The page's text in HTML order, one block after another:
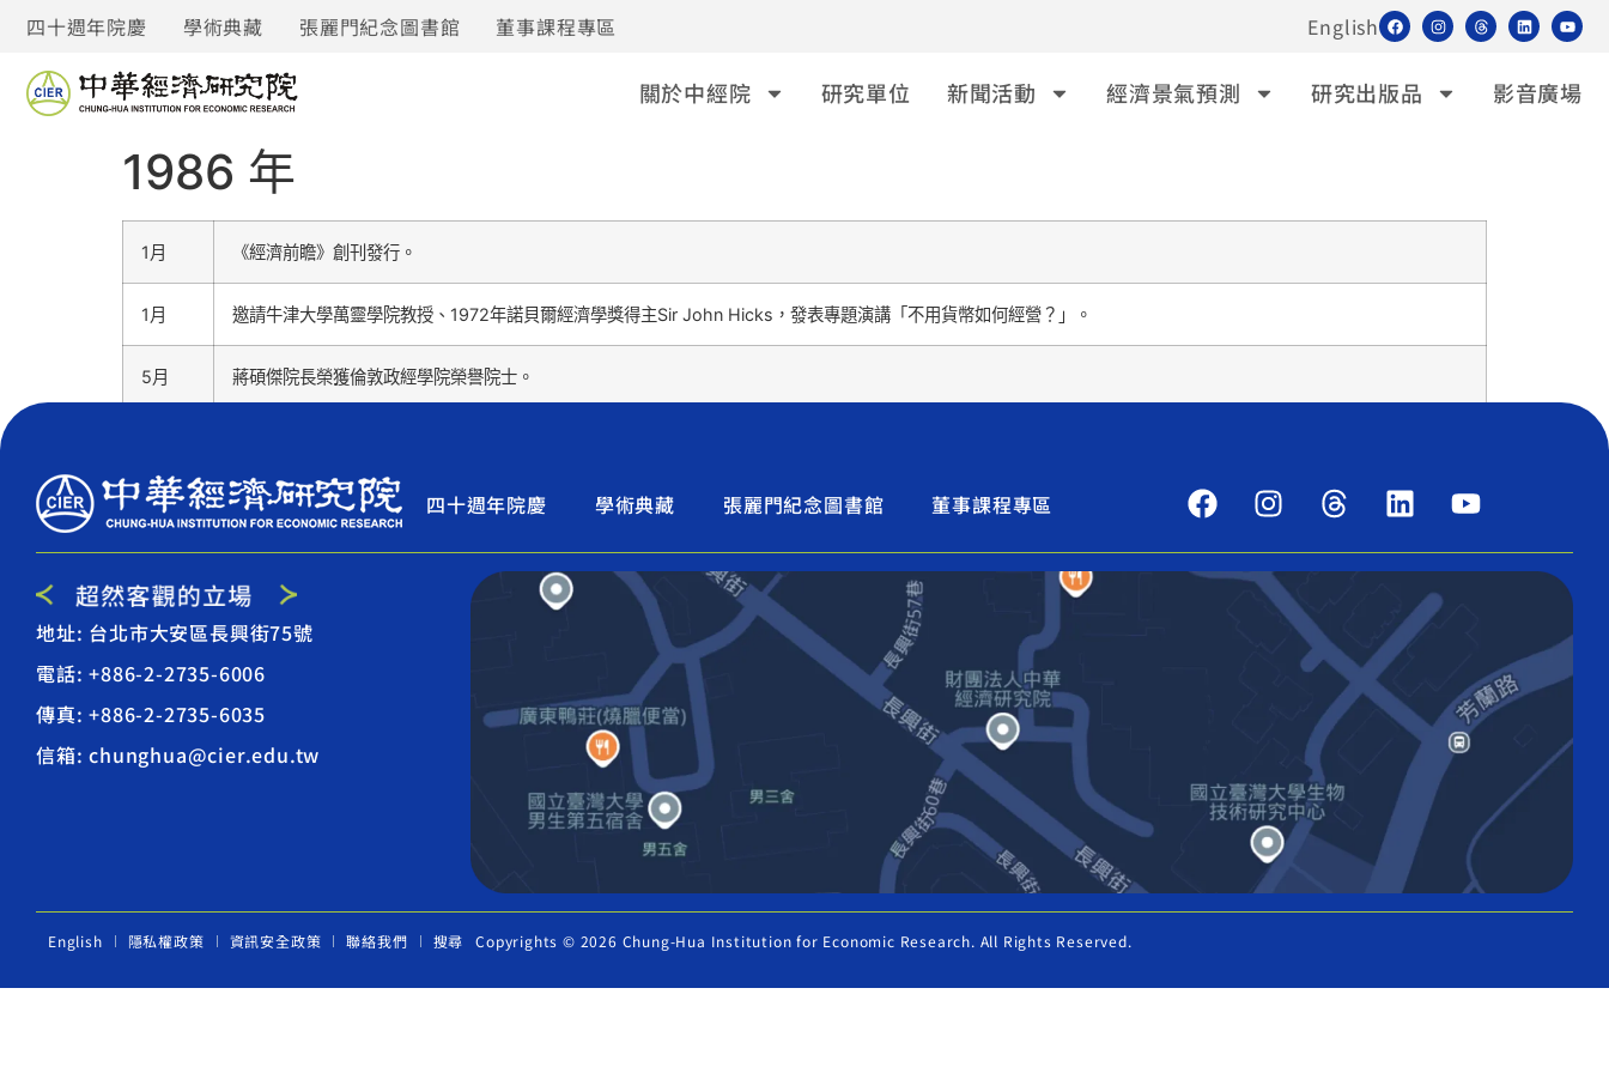
四十週年院慶 學術典藏 張麗門紀念圖書館 董事課程專區 English
關於中經院 研究單位 新聞活動 經濟景氣預測 研究出版品 影音廣場
1986 年
1月 《經濟前瞻》創刊發行。
1月 邀請牛津大學萬靈學院教授、1972年諾貝爾經濟學獎得主Sir John Hicks，發表專題演講「不用貨幣如何經營？」。
5月 蔣碩傑院長榮獲倫敦政經學院榮譽院士。
四十週年院慶 學術典藏 張麗門紀念圖書館 董事課程專區
地址: 台北市大安區長興街75號
電話: +886-2-2735-6006
傳真: +886-2-2735-6035
信箱: chunghua@cier.edu.tw
English 隱私權政策 資訊安全政策 聯絡我們 搜尋 Copyrights © 2026 Chung-Hua Institution for Economic Research. All Rights Reserved.